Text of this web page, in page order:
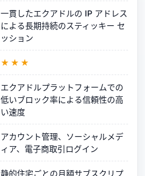
一貫したエクアドルの IP アドレス
による長期持続のスティッキー セ
ッション
★★★
エクアドルプラットフォームでの
低いブロック率による信頼性の高
い速度
アカウント管理、ソーシャルメデ
ィア、電子商取引ログイン
静的住宅ごとの月額サブスクリプ